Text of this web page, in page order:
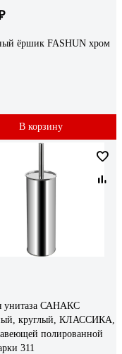
ёршик FASHUN хром
В корзину
унитаза САНАКС
круглый, КЛАССИКА,
полированной
311